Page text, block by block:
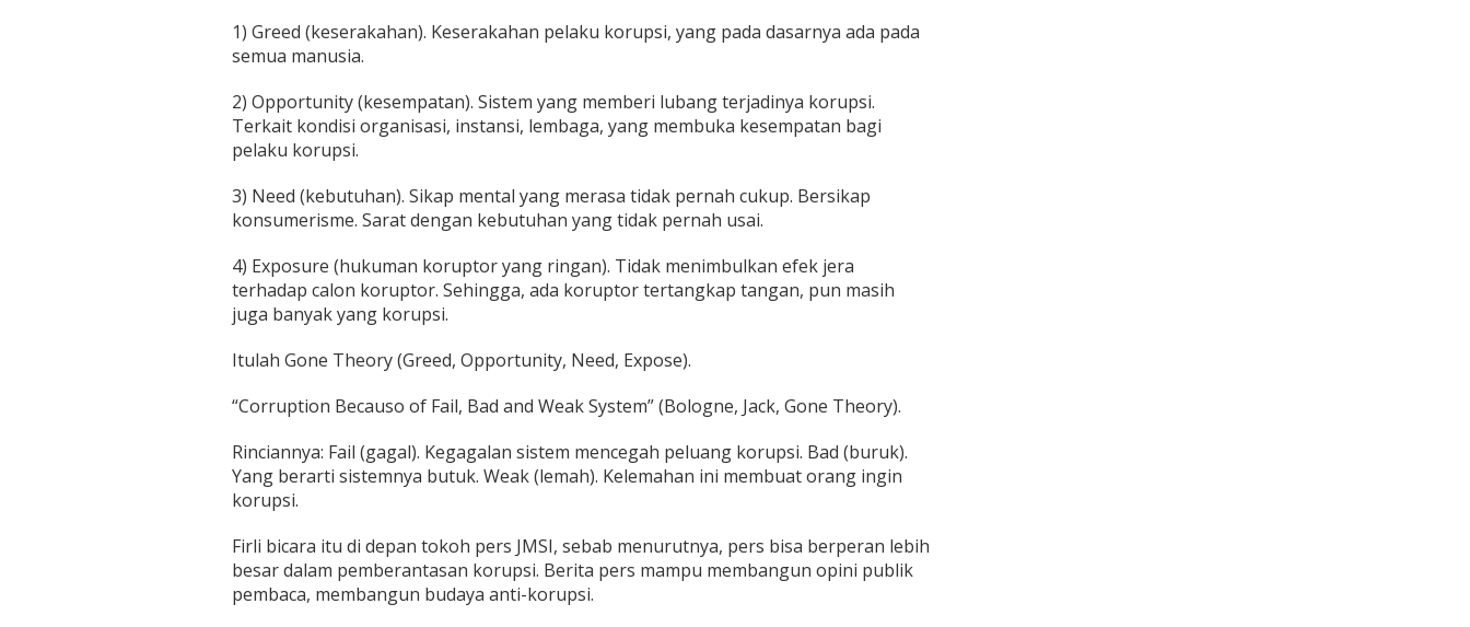
1) Greed (keserakahan). Keserakahan pelaku korupsi, yang pada dasarnya ada pada
semua manusia.
2) Opportunity (kesempatan). Sistem yang memberi lubang terjadinya korupsi.
Terkait kondisi organisasi, instansi, lembaga, yang membuka kesempatan bagi
pelaku korupsi.
3) Need (kebutuhan). Sikap mental yang merasa tidak pernah cukup. Bersikap
konsumerisme. Sarat dengan kebutuhan yang tidak pernah usai.
4) Exposure (hukuman koruptor yang ringan). Tidak menimbulkan efek jera
terhadap calon koruptor. Sehingga, ada koruptor tertangkap tangan, pun masih
juga banyak yang korupsi.
Itulah Gone Theory (Greed, Opportunity, Need, Expose).
“Corruption Becauso of Fail, Bad and Weak System” (Bologne, Jack, Gone Theory).
Rinciannya: Fail (gagal). Kegagalan sistem mencegah peluang korupsi. Bad (buruk).
Yang berarti sistemnya butuk. Weak (lemah). Kelemahan ini membuat orang ingin
korupsi.
Firli bicara itu di depan tokoh pers JMSI, sebab menurutnya, pers bisa berperan lebih
besar dalam pemberantasan korupsi. Berita pers mampu membangun opini publik
pembaca, membangun budaya anti-korupsi.